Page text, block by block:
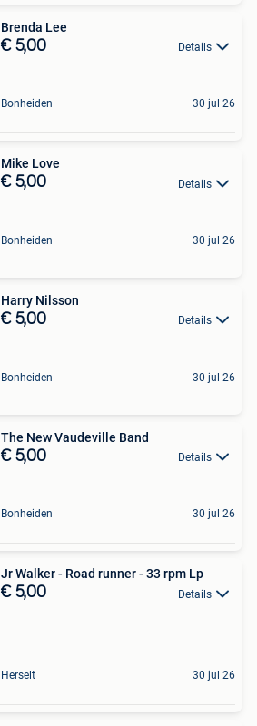
Brenda Lee
€ 5,00 Details
Bonheiden 30 jul 26
Mike Love
€ 5,00 Details
Bonheiden 30 jul 26
Harry Nilsson
€ 5,00 Details
Bonheiden 30 jul 26
The New Vaudeville Band
€ 5,00 Details
Bonheiden 30 jul 26
Jr Walker - Road runner - 33 rpm Lp
€ 5,00 Details
Herselt 30 jul 26